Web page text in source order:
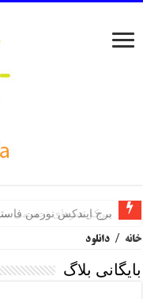
برج ایندکس نورمن
مرکز هنرهای تجسمی
خانه / دانلود
بایگانی بلاگ